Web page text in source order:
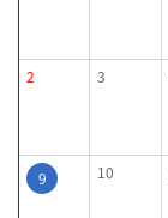
2 3
9 10